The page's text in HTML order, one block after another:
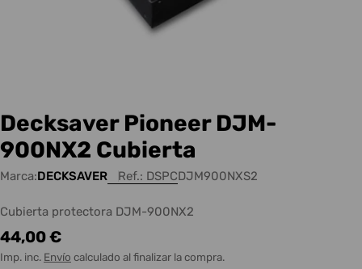
Decksaver Pioneer DJM-
900NX2 Cubierta
Marca:DECKSAVER Ref.: DSPCDJM900NXS2
Cubierta protectora DJM-900NX2
Precio
habitual
44,00 €
Imp. inc. Envío calculado al finalizar la compra.